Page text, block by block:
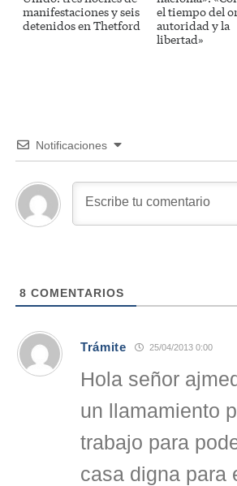
manifestaciones y seis
detenidos en Thetford
el tiempo del
autoridad y la
libertad»
Notificaciones
8 COMENTARIOS
Trámite 25/04/2013 0:00
Hola señor
un llamamiento
trabajo para
casa digna para